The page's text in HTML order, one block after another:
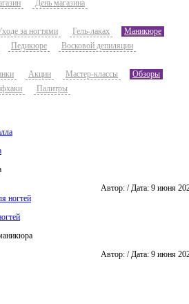
День магазина
за ногтями Гель-лаках
Маникюре
Педикюре Восковой депиляции
Акции Мастер-классы
Обзоры
Палитры
Автор: / Дата: 9 июня
Автор: / Дата: 9 июня